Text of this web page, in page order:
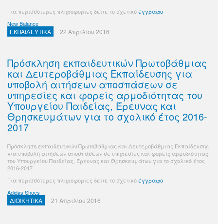
Για περισσότερες πληροφορίες δείτε το σχετικόέγγραφο
New Balance
ΕΚΠΑΙΔΕΥΤΙΚΑ 22 Απριλίου 2016
Πρόσκληση εκπαιδευτικών Πρωτοβάθμιας
και Δευτεροβάθμιας Εκπαίδευσης για
υποβολή αιτήσεων αποσπάσεων σε
υπηρεσίες και φορείς αρμοδιότητας του
Υπουργείου Παιδείας, Έρευνας και
Θρησκευμάτων για το σχολικό έτος 2016-
2017
Πρόσκληση εκπαιδευτικών Πρωτοβάθμιας και Δευτεροβάθμιας Εκπαίδευσης
για υποβολή αιτήσεων αποσπάσεων σε υπηρεσίες και φορείς αρμοδιότητας
του Υπουργείου Παιδείας, Έρευνας και Θρησκευμάτων για το σχολικό έτος
2016-2017
Για περισσότερες πληροφορίες δείτε το σχετικόέγγραφο
Adidas Shoes
ΔΙΟΙΚΗΤΙΚΑ 21 Απριλίου 2016